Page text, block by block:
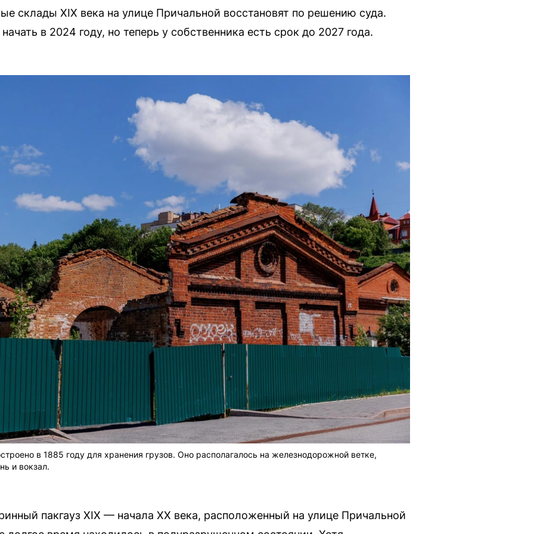
склады XIX века на улице Причальной восстановят по решению суда.
в 2024 году, но теперь у собственника есть срок до 2027 года.
в 1885 году для хранения грузов. Оно располагалось на железнодорожной ветке,
и вокзал.
пакгауз XIX — начала XX века, расположенный на улице Причальной